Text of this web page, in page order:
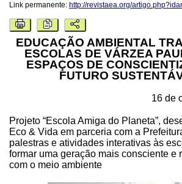
Link permanente: http://revistaea.org/
EDUCAÇÃO AMBIENTAL
ESCOLAS DE VÁRZEA
ESPAÇOS DE
FUTURO
16 de
Projeto “Escola Amiga do Planeta”,
Eco & Vida em parceria com a
palestras e atividades interativas às
formar uma geração mais consciente e
com o meio ambiente